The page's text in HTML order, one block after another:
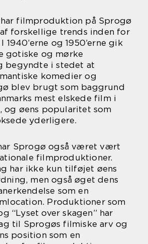
har filmproduktion på Sprogø
forskellige trends inden for
og 1950’erne gik
gotiske og mørke
i stedet at
komedier og
blev brugt som baggrund
mest elskede film i
og øens popularitet som
yderligere.
Sprogø også været vært
filmproduktioner.
har ikke kun tilføjet øens
men også øget dens
som en
Produktioner som
“Lyset over skagen” har
til Sprogøs filmiske arv og
position som en